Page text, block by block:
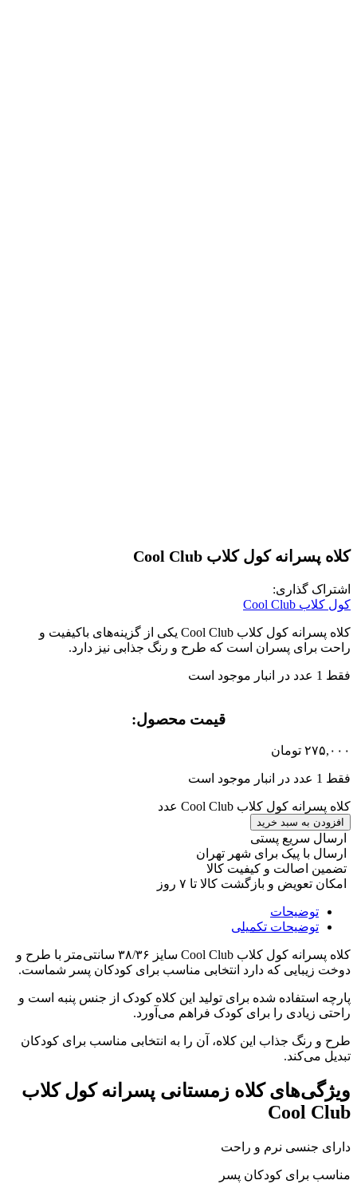
کلاه پسرانه کول کلاب Cool Club
اشتراک گذاری:
کول کلاب Cool Club
کلاه پسرانه کول کلاب Cool Club یکی از گزینه‌های باکیفیت و
راحت برای پسران است که طرح و رنگ جذابی نیز دارد.
فقط 1 عدد در انبار موجود است
قیمت محصول:​
۲۷۵,۰۰۰ تومان
فقط 1 عدد در انبار موجود است
کلاه پسرانه کول کلاب Cool Club عدد
افزودن به سبد خرید
ارسال سریع پستی
ارسال با پیک برای شهر تهران
تضمین اصالت و کیفیت کالا
امکان تعویض و بازگشت کالا تا ۷ روز
توضیحات
توضیحات تکمیلی
کلاه پسرانه کول کلاب Cool Club سایز ۳۸/۳۶ سانتی‌متر با طرح و
دوخت زیبایی که دارد انتخابی مناسب برای کودکان پسر شماست.
پارچه استفاده شده برای تولید این کلاه کودک از جنس پنبه است و
راحتی زیادی را برای کودک فراهم می‌آورد.
طرح و رنگ جذاب این کلاه، آن را به انتخابی مناسب برای کودکان
تبدیل می‌کند.
ویژگی‌هایکلاه زمستانی پسرانه کول کلاب
Cool Club
دارای جنسی نرم و راحت
مناسب برای کودکان پسر